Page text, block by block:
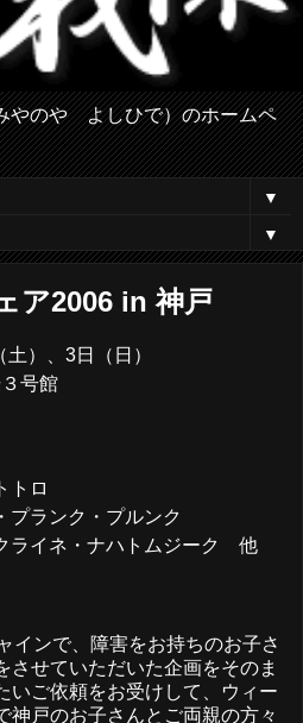
のや よしひで）のホームペ
▼
▼
ア2006 in 神戸
）、3日（日）
号館
トロ
プランク・プルンク
ライネ・ナハトムジーク 他
インで、障害をお持ちのお子さ
させていただいた企画をそのま
いご依頼をお受けして、ウィー
神戸のお子さんとご両親の方々